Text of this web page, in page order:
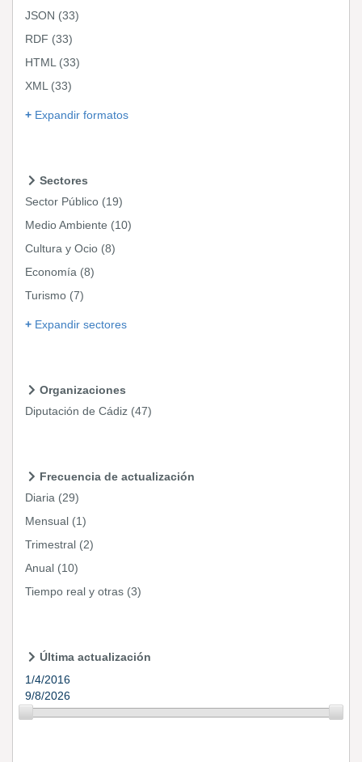
JSON (33)
RDF (33)
HTML (33)
XML (33)
Expandir formatos
Sectores
Sector Público (19)
Medio Ambiente (10)
Cultura y Ocio (8)
Economía (8)
Turismo (7)
Expandir sectores
Organizaciones
Diputación de Cádiz (47)
Frecuencia de actualización
Diaria (29)
Mensual (1)
Trimestral (2)
Anual (10)
Tiempo real y otras (3)
Última actualización
1/4/2016
9/8/2026